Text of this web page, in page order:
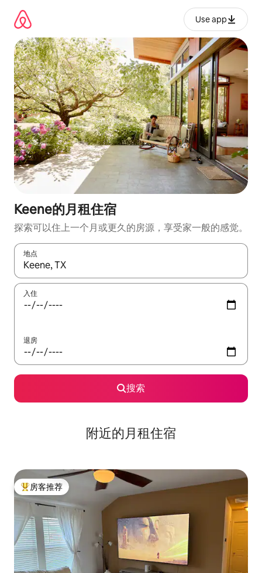
Use app
Keene的月租住宿
探索可以住上一个月或更久的房源，享受家一般的感觉。
地点
如有搜索结果，请使用上下方向键查看，或通过点击或滑动手势
入住
退房
搜索
附近的月租住宿
热门「房客推荐」
房客推荐